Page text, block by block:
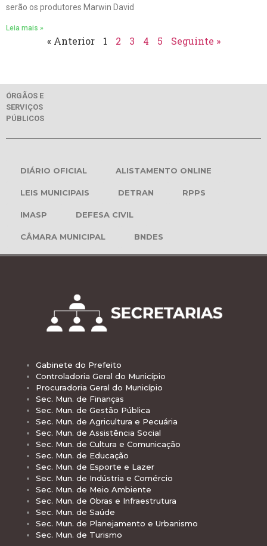
serão os produtores Marwin David
Leia mais »
« Anterior 1 2 3 4 5 Seguinte »
ÓRGÃOS E
SERVIÇOS
PÚBLICOS
DIÁRIO OFICIAL ALISTAMENTO ONLINE
LEIS MUNICIPAIS DETRAN RPPS
IMASP DEFESA CIVIL
CÂMARA MUNICIPAL BNDES
Gabinete do Prefeito
Controladoria Geral do Município
Procuradoria Geral do Município
Sec. Mun. de Finanças
Sec. Mun. de Gestão Pública
Sec. Mun. de Agricultura e Pecuária
Sec. Mun. de Assistência Social
Sec. Mun. de Cultura e Comunicação
Sec. Mun. de Educação
Sec. Mun. de Esporte e Lazer
Sec. Mun. de Indústria e Comércio
Sec. Mun. de Meio Ambiente
Sec. Mun. de Obras e Infraestrutura
Sec. Mun. de Saúde
Sec. Mun. de Planejamento e Urbanismo
Sec. Mun. de Turismo